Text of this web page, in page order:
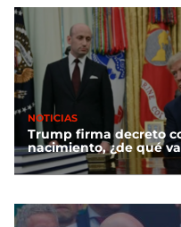
NOTICIAS
Trump firma decreto
nacimiento, ¿de qué